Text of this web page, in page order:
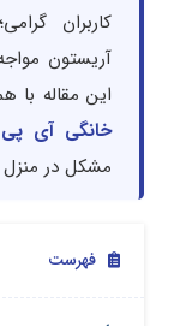
کاربران
آریستون
این مقاله با
خانگی آی پی
مشکل در منزل
فهرست